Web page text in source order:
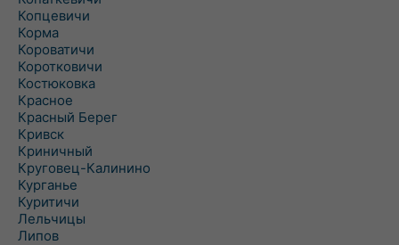
Копцевичи
Корма
Короватичи
Коротковичи
Костюковка
Красное
Красный Берег
Кривск
Криничный
Круговец-Калинино
Курганье
Куритичи
Лельчицы
Липов